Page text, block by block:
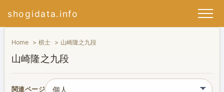
shogidata.info
Home 棋士 山崎隆之九段
山崎隆之九段
関連ページ